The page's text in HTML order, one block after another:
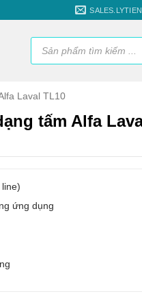
Tìm
kiếm
sản
phẩm
Laval TL10
tấm Alfa
ứng dụng